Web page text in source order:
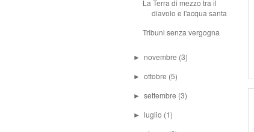
La Terra di mezzo tra il
diavolo e l'acqua santa
Tribuni senza vergogna
►novembre (3)
►ottobre (5)
►settembre (3)
► luglio (1)